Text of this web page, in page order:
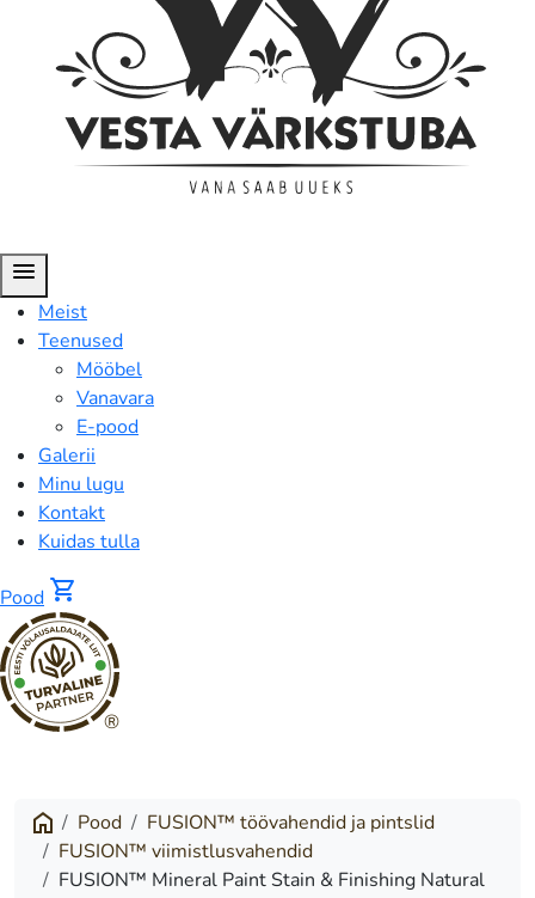
menu
Meist
Teenused
Mööbel
Vanavara
E-pood
Galerii
Minu lugu
Kontakt
Kuidas tulla
Pood shopping_cart
®
Paint
Stain
Pood
FUSION™ töövahendid ja pintslid
FUSION™ viimistlusvahendid
FUSION™ Mineral Paint Stain & Finishing Natural